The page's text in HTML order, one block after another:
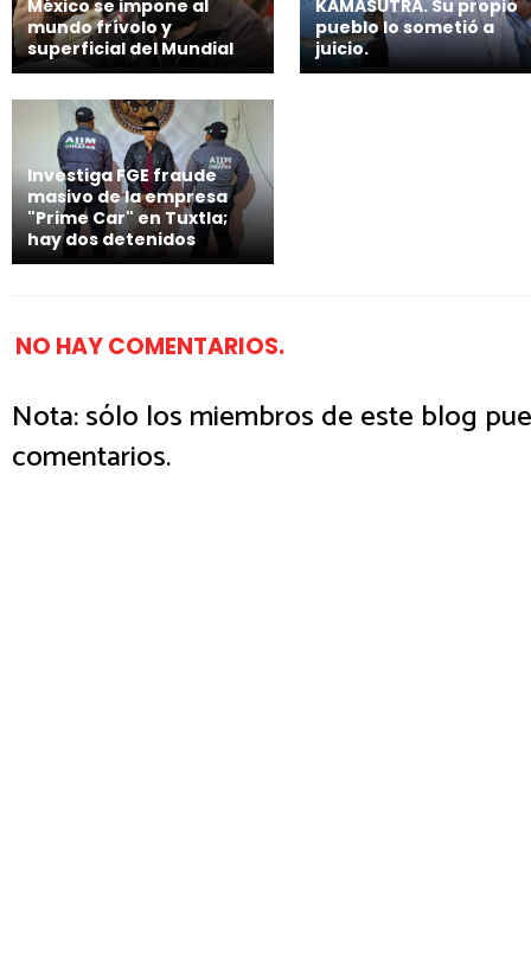
México se impone al
mundo frívolo y
superficial del Mundial
KAMASUTRA. Su propio
pueblo lo sometió a
juicio.
Investiga FGE fraude
masivo de la empresa
"Prime Car" en Tuxtla;
hay dos detenidos
NO HAY COMENTARIOS.
Nota: sólo los miembros de este blog
comentarios.